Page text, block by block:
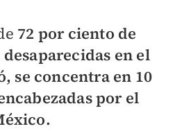
72 por ciento de
en el
se concentra en 10
por el